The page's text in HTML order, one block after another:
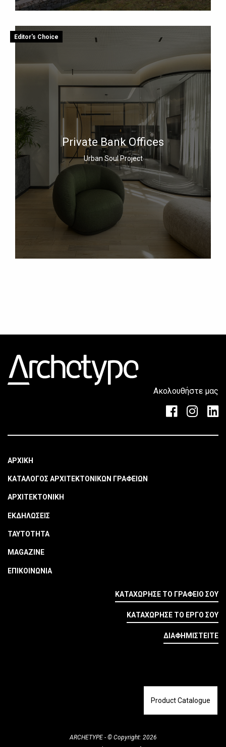
Editor's Choice
Private Bank Offices
Urban Soul Project
Ακολουθήστε μας
ΑΡΧΙΚΗ
ΚΑΤΑΛΟΓΟΣ ΑΡΧΙΤΕΚΤΟΝΙΚΩΝ ΓΡΑΦΕΙΩΝ
ΑΡΧΙΤΕΚΤΟΝΙΚΗ
ΕΚΔΗΛΩΣΕΙΣ
ΤΑΥΤΟΤΗΤΑ
MAGAZINE
ΕΠΙΚΟΙΝΩΝΙΑ
ΚΑΤΑΧΩΡΗΣΕ ΤΟ ΓΡΑΦΕΙΟ ΣΟΥ
ΚΑΤΑΧΩΡΗΣΕ ΤΟ ΕΡΓΟ ΣΟΥ
ΔΙΑΦΗΜΙΣΤΕΙΤΕ
Product Catalogue
ARCHETYPE - © Copyright: 2026